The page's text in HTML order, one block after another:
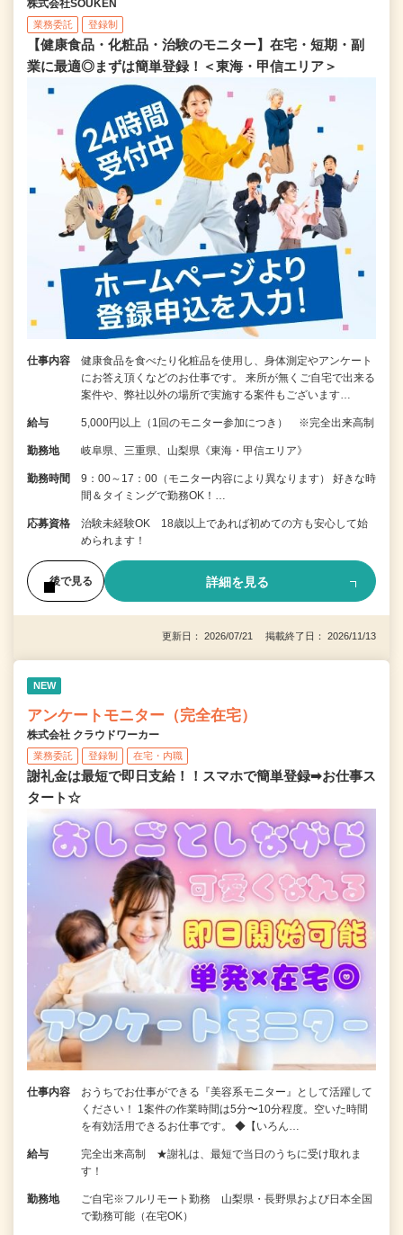
株式会社SOUKEN
業務委託 登録制
【健康食品・化粧品・治験のモニター】在宅・短期・副
業に最適◎まずは簡単登録！＜東海・甲信エリア＞
仕事内容
健康食品を食べたり化粧品を使用し、身体測定やアンケート
にお答え頂くなどのお仕事です。 来所が無くご自宅で出来る
案件や、弊社以外の場所で実施する案件もございます…
給与 5,000円以上（1回のモニター参加につき） ※完全出来高制
勤務地 岐阜県、三重県、山梨県《東海・甲信エリア》
勤務時間
9：00～17：00（モニター内容により異なります） 好きな時
間＆タイミングで勤務OK！…
応募資格
治験未経験OK 18歳以上であれば初めての方も安心して始
められます！
後で見る 詳細を見る
更新日： 2026/07/21 掲載終了日： 2026/11/13
NEW
アンケートモニター（完全在宅）
株式会社 クラウドワーカー
業務委託 登録制 在宅・内職
謝礼金は最短で即日支給！！スマホで簡単登録➡お仕事ス
タート☆
仕事内容
おうちでお仕事ができる『美容系モニター』として活躍して
ください！ 1案件の作業時間は5分〜10分程度。空いた時間
を有効活用できるお仕事です。 ◆【いろん…
給与
完全出来高制 ★謝礼は、最短で当日のうちに受け取れま
す！
勤務地
ご自宅※フルリモート勤務 山梨県・長野県および日本全国
で勤務可能（在宅OK）